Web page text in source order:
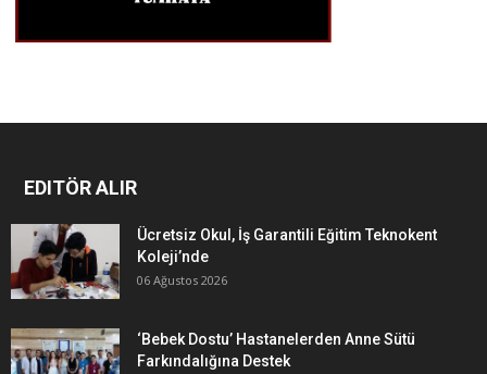
EDITÖR ALIR
Ücretsiz Okul, İş Garantili Eğitim Teknokent
Koleji’nde
06 Ağustos 2026
‘Bebek Dostu’ Hastanelerden Anne Sütü
Farkındalığına Destek